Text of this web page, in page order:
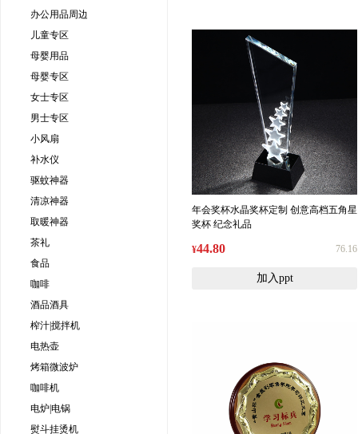
办公用品周边
儿童专区
母婴用品
母婴专区
女士专区
男士专区
小风扇
补水仪
驱蚊神器
清凉神器
取暖神器
茶礼
食品
咖啡
酒品酒具
榨汁|搅拌机
电热壶
烤箱微波炉
咖啡机
电炉|电锅
熨斗挂烫机
年会奖杯水晶奖杯定制 创意高档五角星
奖杯 纪念礼品
¥44.80 76.16
加入ppt